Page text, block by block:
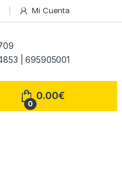
Mi Cuenta
| 695905001
0
0.00€